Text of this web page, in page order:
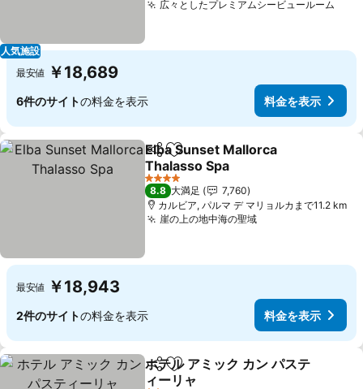
人気施設
広々としたプレミアムシービュールーム
最安値 ￥18,689
6件のサイトの料金を表示 料金を表示
シェアお気に入りに追加
Elba Sunset Mallorca
Thalasso Spa
4 ホテルのランク
8.8 大満足
7,760
カルビア, パルマ デ マリョルカまで11.2 km
崖の上の地中海の聖域
最安値 ￥18,943
2件のサイトの料金を表示 料金を表示
シェアお気に入りに追加
ホテル アミック カン パステ
ィーリャ